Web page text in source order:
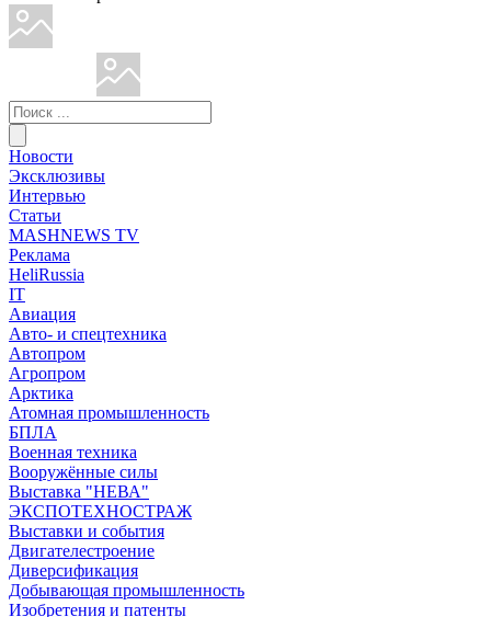
Новости
Эксклюзивы
Интервью
Статьи
MASHNEWS TV
Реклама
HeliRussia
IT
Авиация
Авто- и спецтехника
Автопром
Агропром
Арктика
Атомная промышленность
БПЛА
Военная техника
Вооружённые силы
Выставка "НЕВА"
ЭКСПОТЕХНОСТРАЖ
Выставки и события
Двигателестроение
Диверсификация
Добывающая промышленность
Изобретения и патенты